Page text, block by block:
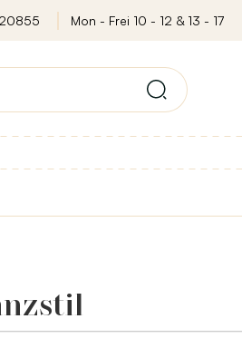
Mon - Frei 10 - 12 & 13 - 17